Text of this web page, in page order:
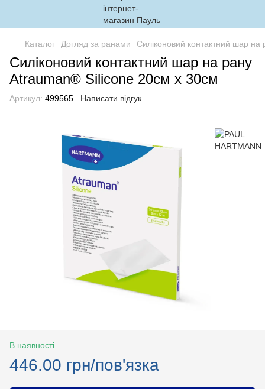
Каталог Догляд за ранами Силіконовий контактний шар
Силіконовий контактний шар на рану
Atrauman® Silicone 20см х 30см
Артикул: 499565 Написати відгук
В наявності
446.00 грн/пов'язка